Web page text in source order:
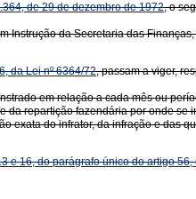
de 29 de dezembro de 1972, o
Instrução da Secretaria das
da Lei nº 6364/72, passam a viger,
em relação a cada mês ou
repartição fazendária por onde
exata do infrator, da infração e das
e 16, do parágrafo único do artigo